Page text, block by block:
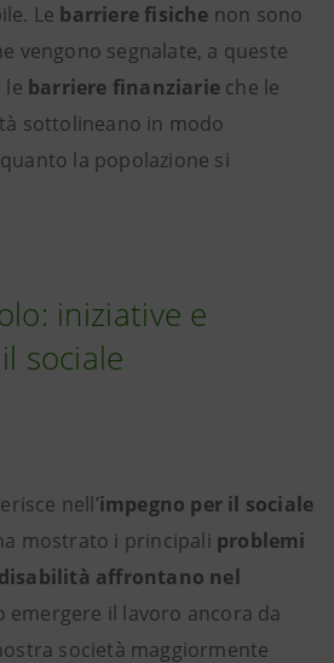
Le barriere fisiche non sono
vengono segnalate, a queste
le barriere finanziarie che le
sottolineano in modo
la popolazione si
iniziative e
sociale
nell’impegno per il sociale
mostrato i principali problemi
affrontano nel
emergere il lavoro ancora da
società maggiormente